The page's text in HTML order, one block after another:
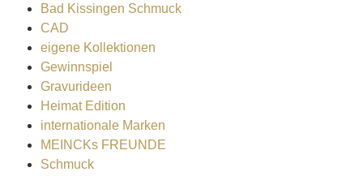
Bad Kissingen Schmuck
CAD
eigene Kollektionen
Gewinnspiel
Gravurideen
Heimat Edition
internationale Marken
MEINCKs FREUNDE
Schmuck